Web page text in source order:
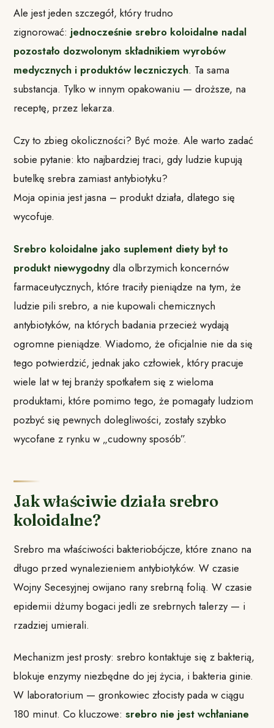
Ale jest jeden szczegół, który trudno
zignorować: jednocześnie srebro koloidalne nadal
pozostało dozwolonym składnikiem wyrobów
medycznych i produktów leczniczych. Ta sama
substancja. Tylko w innym opakowaniu — droższe, na
receptę, przez lekarza.
Czy to zbieg okoliczności? Być może. Ale warto zadać
sobie pytanie: kto najbardziej traci, gdy ludzie kupują
butelkę srebra zamiast antybiotyku?
Moja opinia jest jasna – produkt działa, dlatego się
wycofuje.
Srebro koloidalne jako suplement diety był to
produkt niewygodnydla olbrzymich koncernów
farmaceutycznych, które traciły pieniądze na tym, że
ludzie pili srebro, a nie kupowali chemicznych
antybiotyków, na których badania przecież wydają
ogromne pieniądze. Wiadomo, że oficjalnie nie da się
tego potwierdzić, jednak jako człowiek, który pracuje
wiele lat w tej branży spotkałem się z wieloma
produktami, które pomimo tego, że pomagały ludziom
pozbyć się pewnych dolegliwości, zostały szybko
wycofane z rynku w „cudowny sposób”.
Jak właściwie działa srebro
koloidalne?
Srebro ma właściwości bakteriobójcze, które znano na
długo przed wynalezieniem antybiotyków. W czasie
Wojny Secesyjnej owijano rany srebrną folią. W czasie
epidemii dżumy bogaci jedli ze srebrnych talerzy — i
rzadziej umierali.
Mechanizm jest prosty: srebro kontaktuje się z bakterią,
blokuje enzymy niezbędne do jej życia, i bakteria ginie.
W laboratorium — gronkowiec złocisty pada w ciągu
180 minut. Co kluczowe:srebro nie jest wchłaniane